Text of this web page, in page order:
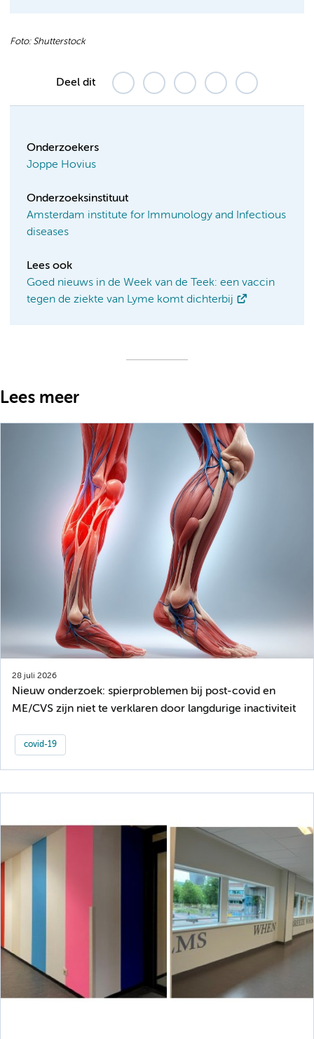
Foto: Shutterstock
Deel dit
Onderzoekers
Joppe Hovius
Onderzoeksinstituut
Amsterdam institute for Immunology and Infectious
diseases
Lees ook
Goed nieuws in de Week van de Teek: een vaccin
tegen de ziekte van Lyme komt dichterbij
Lees meer
28 juli 2026
Nieuw onderzoek: spierproblemen bij post-covid en
ME/CVS zijn niet te verklaren door langdurige inactiviteit
covid-19